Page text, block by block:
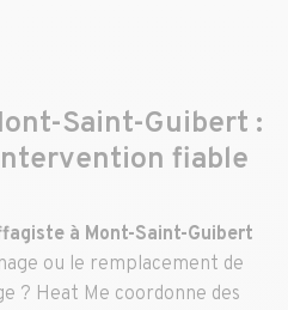
Saint-Guibert :
fiable
à Mont-Saint-Guibert
ou le remplacement de
? Heat Me coordonne des